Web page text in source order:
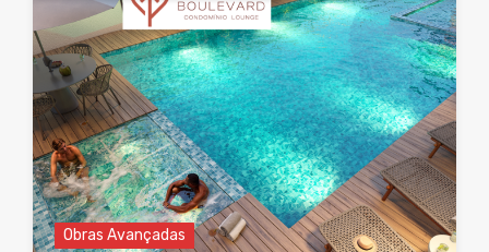
Obras Avançadas